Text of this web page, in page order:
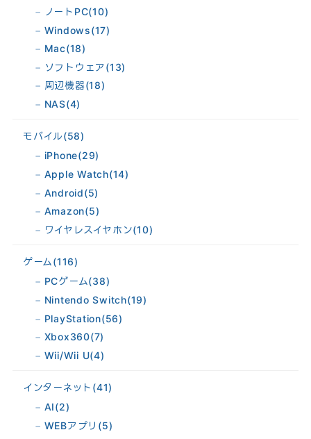
ノートPC(10)
Windows(17)
Mac(18)
ソフトウェア (13)
周辺機器(18)
NAS(4)
モバイル(58)
iPhone(29)
Apple Watch(14)
Android(5)
Amazon(5)
ワイヤレスイヤホン(10)
ゲーム(116)
PCゲーム(38)
Nintendo Switch(19)
PlayStation(56)
Xbox360(7)
Wii/Wii U(4)
インターネット (41)
AI(2)
WEBアプリ (5)